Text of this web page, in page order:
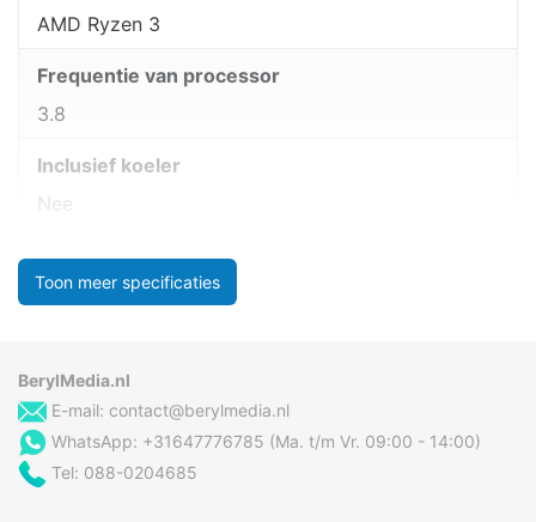
AMD Ryzen 3
Frequentie van processor
3.8
Inclusief koeler
Nee
Toon meer specificaties
BerylMedia.nl
E-mail: contact@berylmedia.nl
WhatsApp: +31647776785 (Ma. t/m Vr. 09:00 - 14:00)
Tel: 088-0204685